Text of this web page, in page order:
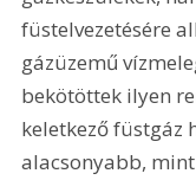
füstelvezetésére
gázüzemű
bekötöttek ilyen
keletkező füstgáz
alacsonyabb,